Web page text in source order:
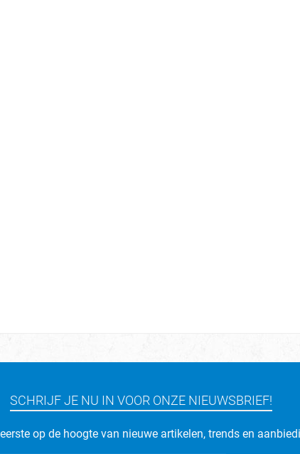
SCHRIJF JE NU IN VOOR ONZE NIEUWSBRIEF!
op de hoogte van nieuwe artikelen, trends en